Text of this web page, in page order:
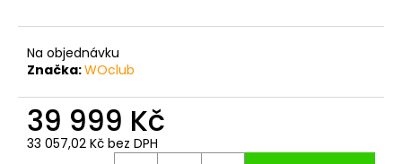
Na objednávku
Značka:WOclub
39 999 Kč
33 057,02 Kč bez DPH
o
p
o
r
u
č
u